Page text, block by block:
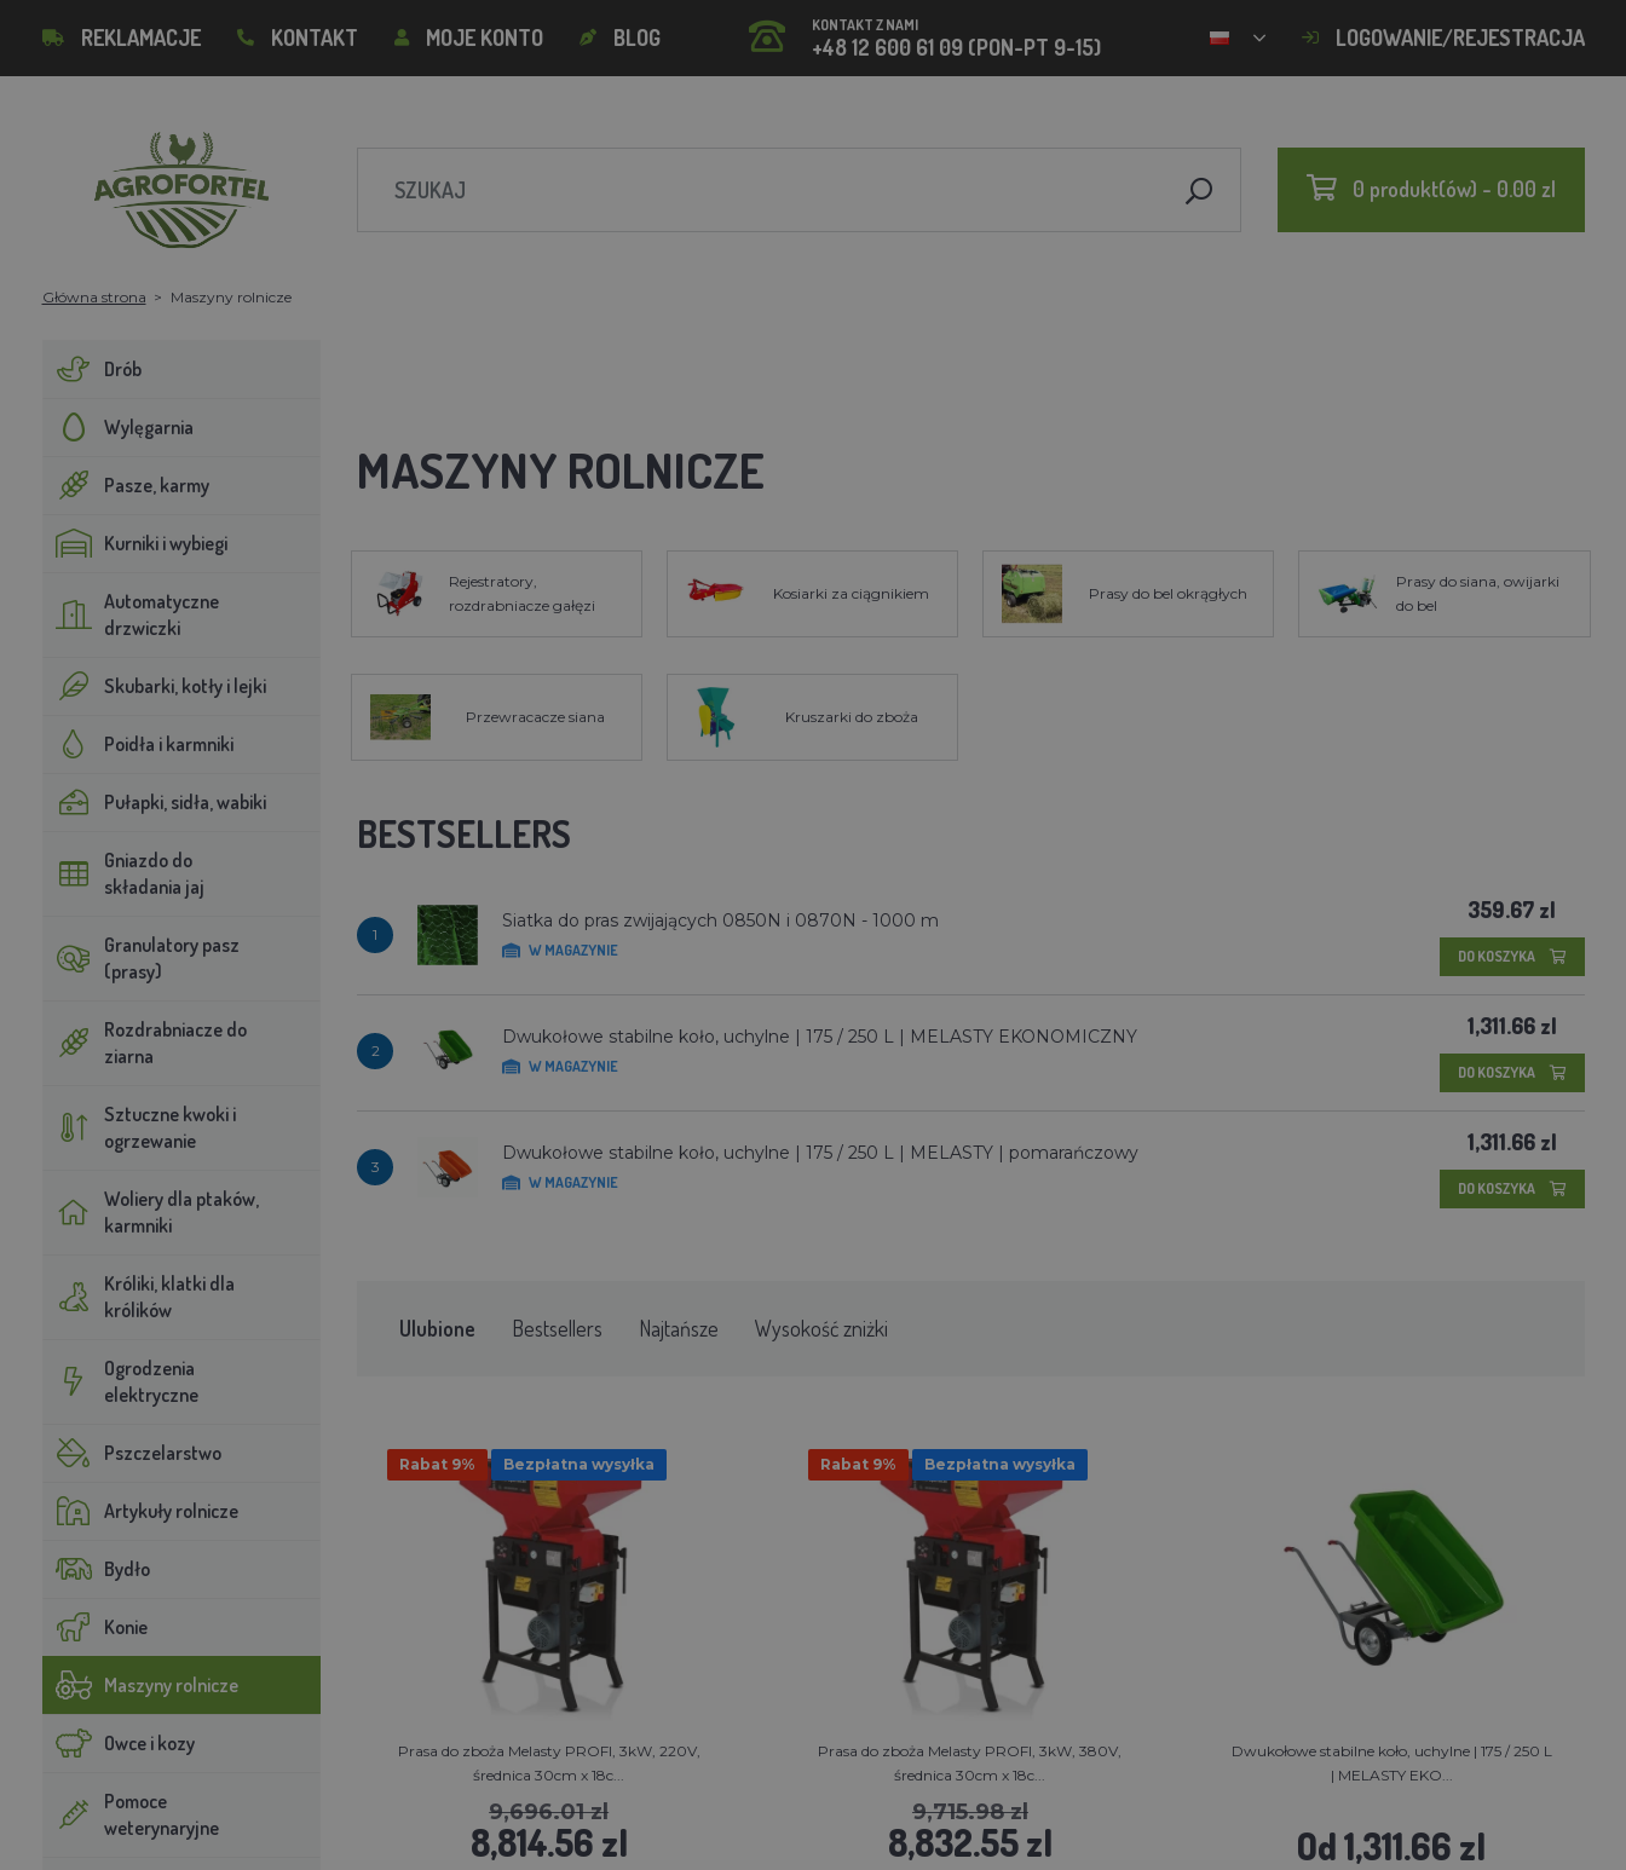
REKLAMACJE KONTAKT MOJE KONTO BLOG KONTAKT Z NAMI
+48 12 600 61 09 (PON-PT 9-15) LOGOWANIE/REJESTRACJA
0 produkt(ów) - 0.00 zl
Główna strona Maszyny rolnicze
Drób
Wylęgarnia
Pasze, karmy
Kurniki i wybiegi
Automatyczne
drzwiczki
Skubarki, kotły i lejki
Poidła i karmniki
Pułapki, sidła, wabiki
Gniazdo do
składania jaj
Granulatory pasz
(prasy)
Rozdrabniacze do
ziarna
Sztuczne kwoki i
ogrzewanie
Woliery dla ptaków,
karmniki
Króliki, klatki dla
królików
Ogrodzenia
elektryczne
Pszczelarstwo
Artykuły rolnicze
Bydło
Konie
Maszyny rolnicze
Owce i kozy
Pomoce
weterynaryjne
MASZYNY ROLNICZE
Rejestratory,
rozdrabniacze gałęzi
Kosiarki za ciągnikiem Prasy do bel okrągłych
Prasy do siana, owijarki
do bel
Przewracacze siana Kruszarki do zboża
BESTSELLERS
1
Siatka do pras zwijających 0850N i 0870N - 1000 m
W MAGAZYNIE
359.67 zl
DO KOSZYKA
2
Dwukołowe stabilne koło, uchylne | 175 / 250 L | MELASTY EKONOMICZNY
W MAGAZYNIE
1,311.66 zl
DO KOSZYKA
3
Dwukołowe stabilne koło, uchylne | 175 / 250 L | MELASTY | pomarańczowy
W MAGAZYNIE
1,311.66 zl
DO KOSZYKA
Ulubione Bestsellers Najtańsze Wysokość zniżki
Rabat 9% Bezpłatna wysyłka
Prasa do zboża Melasty PROFI, 3kW, 220V,
średnica 30cm x 18c...
9,696.01 zl
8,814.56 zl
Rabat 9% Bezpłatna wysyłka
Prasa do zboża Melasty PROFI, 3kW, 380V,
średnica 30cm x 18c...
9,715.98 zl
8,832.55 zl
Dwukołowe stabilne koło, uchylne | 175 / 250 L
| MELASTY EKO...
Od 1,311.66 zl